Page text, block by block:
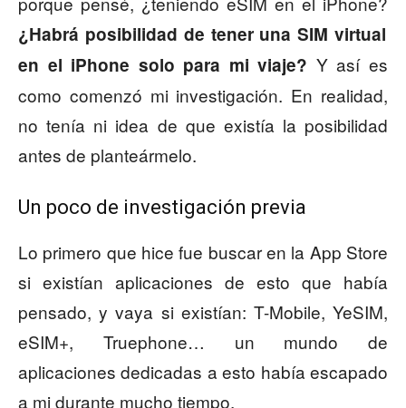
¿Habrá posibilidad de tener una SIM virtual
en el iPhone solo para mi viaje? Y así es
como comenzó mi investigación. En realidad,
no tenía ni idea de que existía la posibilidad
antes de planteármelo.
Un poco de investigación previa
Lo primero que hice fue buscar en la App Store
si existían aplicaciones de esto que había
pensado, y vaya si existían: T-Mobile, YeSIM,
eSIM+, Truephone… un mundo de
aplicaciones dedicadas a esto había escapado
a mi durante mucho tiempo.